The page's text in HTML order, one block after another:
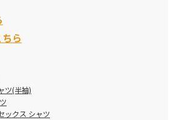
ら
ツ(半袖)
ックス シャツ